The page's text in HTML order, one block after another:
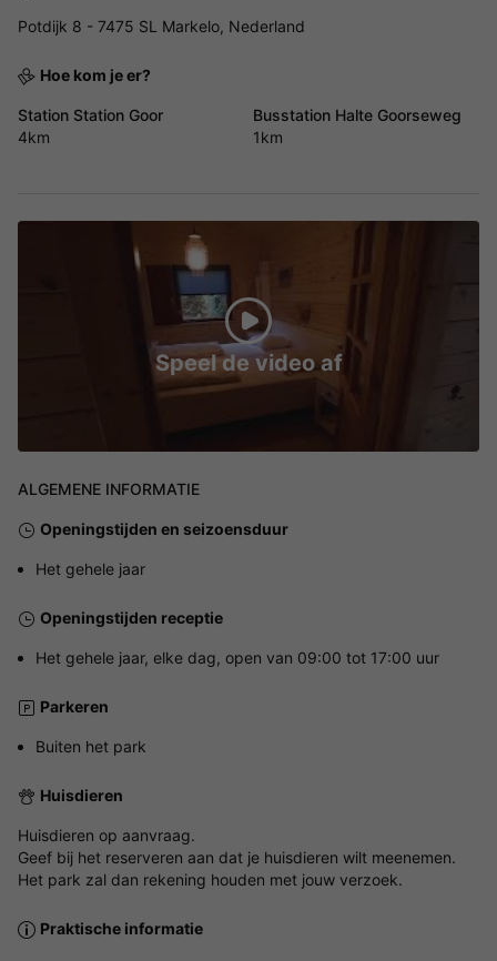
Potdijk 8 - 7475 SL Markelo, Nederland
Hoe kom je er?
Station Station Goor
4km
Busstation Halte Goorseweg
1km
Speel de video af
ALGEMENE INFORMATIE
Openingstijden en seizoensduur
Het gehele jaar
Openingstijden receptie
Het gehele jaar, elke dag, open van 09:00 tot 17:00 uur
Parkeren
Buiten het park
Huisdieren
Huisdieren op aanvraag.
Geef bij het reserveren aan dat je huisdieren wilt meenemen.
Het park zal dan rekening houden met jouw verzoek.
Praktische informatie